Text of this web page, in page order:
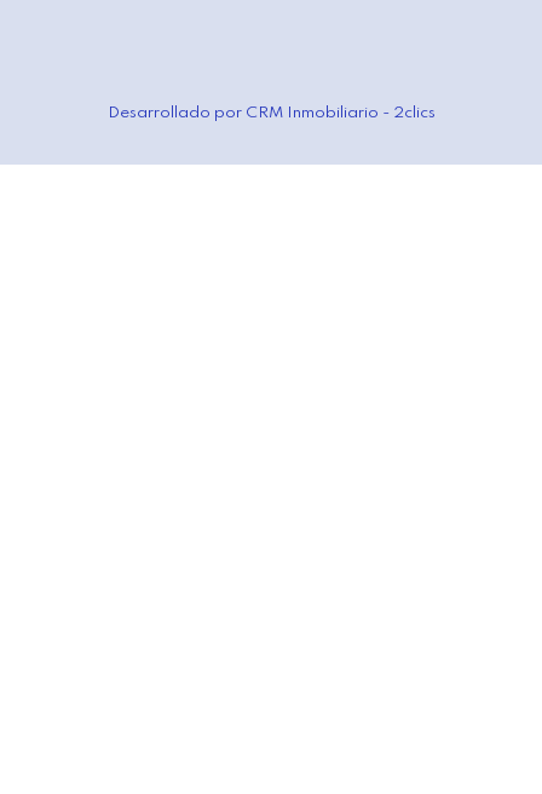
Desarrollado por CRM Inmobiliario - 2clics